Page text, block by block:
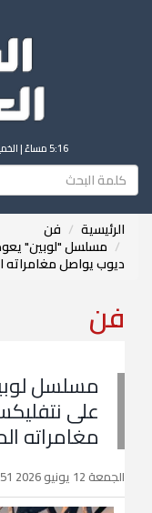
5:16 مساءً |
الرئيسية فن
مسلسل "لوبين"
ديوب يواصل
فن
مسلسل
على
مغامراته
الجمعة 12 يونيو 2026 20:49:51